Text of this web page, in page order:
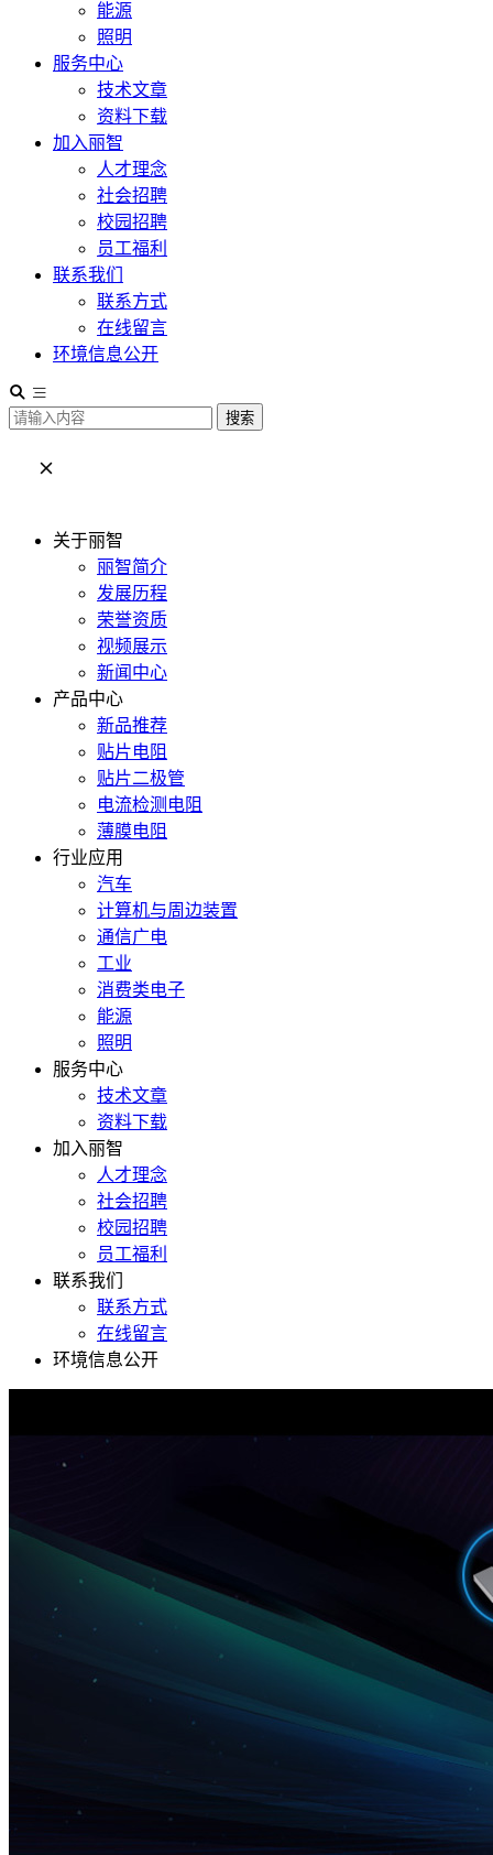
能源
照明
服务中心
技术文章
资料下载
加入丽智
人才理念
社会招聘
校园招聘
员工福利
联系我们
联系方式
在线留言
环境信息公开
搜索
关于丽智
丽智简介
发展历程
荣誉资质
视频展示
新闻中心
产品中心
新品推荐
贴片电阻
贴片二极管
电流检测电阻
薄膜电阻
行业应用
汽车
计算机与周边装置
通信广电
工业
消费类电子
能源
照明
服务中心
技术文章
资料下载
加入丽智
人才理念
社会招聘
校园招聘
员工福利
联系我们
联系方式
在线留言
环境信息公开